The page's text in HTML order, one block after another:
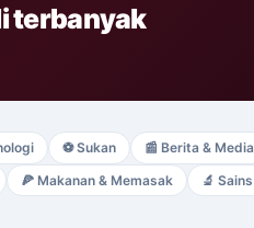
terbanyak
⚽ Sukan 📰 Berita & Media
🍕 Makanan & Memasak 🔬 Sains